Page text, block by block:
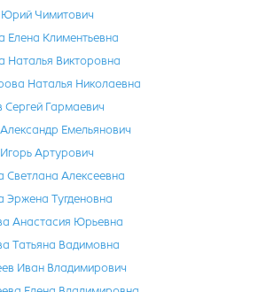
Чимитович
Елена Климентьевна
Наталья Викторовна
Наталья Николаевна
Гармаевич
Емельянович
Артурович
Светлана Алексеевна
Эржена Тугденовна
Анастасия Юрьевна
Татьяна Вадимовна
Иван Владимирович